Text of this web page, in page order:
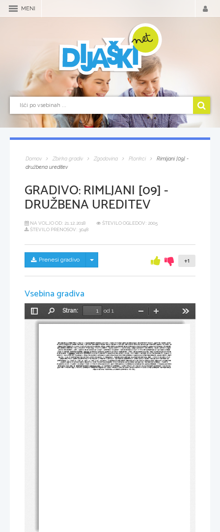
MENI
Domov Zbirka gradiv Zgodovina Plonkci
Rimljani [09] -
družbena ureditev
GRADIVO:RIMLJANI [09] -
DRUŽBENA UREDITEV
NA VOLJO OD: 21.12.2018
ŠTEVILO OGLEDOV: 2005
ŠTEVILO PRENOSOV: 3048
Prenesi gradivo Skrij/prikaži meni +1
Vsebina gradiva
Preklopi
stransko
Stran:
od 1
Pomanjšaj
DRUŽBENA UREDITEV V RIMU
: v najstarejšem obdobju so živeli v rodovih. Rod ali gens je sestavljajo več plemiških družin – gamilie, na čelu je bil
družinski poglavar – pater familias, ki je imel neomejeno oblast nad življenjem in smrtjo vseh članov družine, zato so ga imenovali patron. 10 rodov je
sestavljajo bratstvo – kurijo in 10 kurij je tvorilo pleme – tribus, prebivalstvo 3 plemen se je imenovalo rimsko ljudstvo – populus romanus. Prvotna
politična ureditev: kralj – rex je bil hkrati bog, vrhovni svečenik, najvišji sodnik in vojskovodja. Njegova oblast ni bila dedna. Kraljev pomožni organ
je bil svet starešin – senr, ljudstvo se je zbiralo po kurijah v plemenski skupščini, kjer je odločalo o vojni in miru ter sprejemalo ali zavračalo sklepe
kralja in senata. Rimska družba patriciji (premožni potomci uglednih prvotnih naseljencev, imeli vse politične pravice, veljali za edine prave rimske
državaljane) in plebejci (prebivalci podrejenih okoliških ozemelj in potomci prebivalce, ki so se v Rim naselili kasneje, bili so mali posestniki, trgovci in
obrtniki, niso smeli se vključevati v državne službe in odločati o usodi države, poroke med plebejci in patriciji so bile prepovedane, zaradi vedno večjih
davkov, ki so jih pobirali patriciji je kmalu prišlo do sporov in nesoglasij). PADEC MONARHIJE IN ARISTOKRATSKA REP. : rimski kralj Servij Tulij
vpelje reformo, s katero razdeli državo na tribuse (4 mestne in sprva 17, kasneje 31 podeželskih), prebivalstvo razdeli na 5 davčnih razredov po
premoženju (1. - 100k, 2. - 75k, 3. - 50k, 4. - 25k in 5. - 11k asov). S političnim prevratom leta 509 pr.Kr je rimsko ljudstvo pod vodstvom Junija Bruta
uspelo ustanoviti aristokratsko republiko, s tem monarhija propade. Rimski senat so sprva sestavljali patriciji, kasneje tudi plebejci, v ljudsko
skupščino so bili vključeni vsi odrasli moški z rimskim državljanstvom, spori med patriciji in plebejci so pripeljali do upora plebejcev in boja za politično
enakopravnost. Boj za enakopravnost: stanovski boji – 2 (kasneje 10) plebejca v ljudski tribuni, prvi zakoni na 12 bronastih ploščicah, ki so bili na
glavnem rimskem trgu – forumu, plebejci si sčasoma zagotovijo vstop v senat in pravico opravljanja uradniških služb, sklepi plebejcev kasneje dobijo
veljavo zakona, nobiliteta – službeno plemstvo, nov sloj !